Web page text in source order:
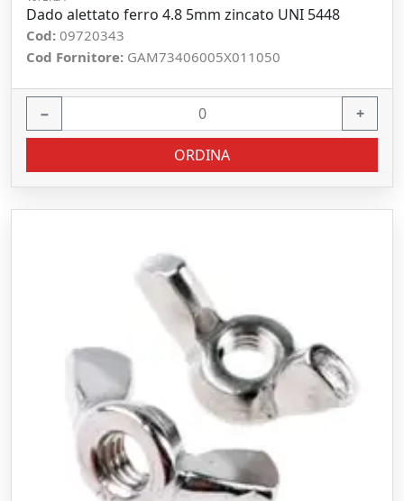
Dado alettato ferro 4.8 5mm zincato UNI 5448
Cod: 09720343
Cod Fornitore: GAM73406005X011050
− +
ORDINA